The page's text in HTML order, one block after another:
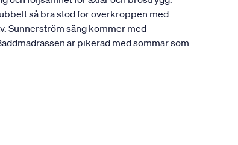
så bra stöd för överkroppen med
Sunnerström säng kommer med
är pikerad med sömmar som